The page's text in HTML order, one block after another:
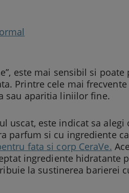
este mai sensibil si poate
Printre cele mai
sau aparitia liniilor fine.
uscat, este indicat sa
parfum si cu ingrediente
fata si corp CeraVe.
ingrediente hidratante
la sustinerea barierei